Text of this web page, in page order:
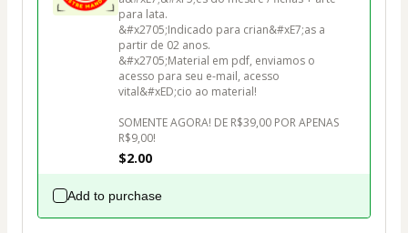
para lata.
&#x2705;Indicado para crian&#xE7;as a
partir de 02 anos.
&#x2705;Material em pdf, enviamos o
acesso para seu e-mail, acesso
vital&#xED;cio ao material!
SOMENTE AGORA! DE R$39,00 POR APENAS
R$9,00!
$2.00
Add to purchase